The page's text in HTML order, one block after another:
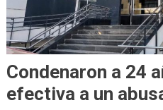
Condenaron a 24
efectiva a un